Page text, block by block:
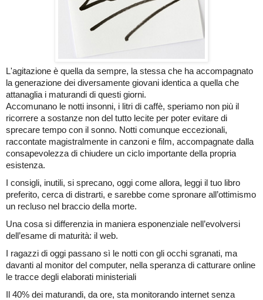
L'agitazione è quella da sempre, la stessa che ha accompagnato
la generazione dei diversamente giovani identica a quella che
attanaglia i maturandi di questi giorni.
Accomunano le notti insonni, i litri di caffè, speriamo non più il
ricorrere a sostanze non del tutto lecite per poter evitare di
sprecare tempo con il sonno. Notti comunque eccezionali,
raccontate magistralmente in canzoni e film, accompagnate dalla
consapevolezza di chiudere un ciclo importante della propria
esistenza.
I consigli, inutili, si sprecano, oggi come allora, leggi il tuo libro
preferito, cerca di distrarti, e sarebbe come spronare all’ottimismo
un recluso nel braccio della morte.
Una cosa si differenzia in maniera esponenziale nell’evolversi
dell’esame di maturità: il web.
I ragazzi di oggi passano sì le notti con gli occhi sgranati, ma
davanti al monitor del computer, nella speranza di catturare online
le tracce degli elaborati ministeriali
Il 40% dei maturandi, da ore, sta monitorando internet senza